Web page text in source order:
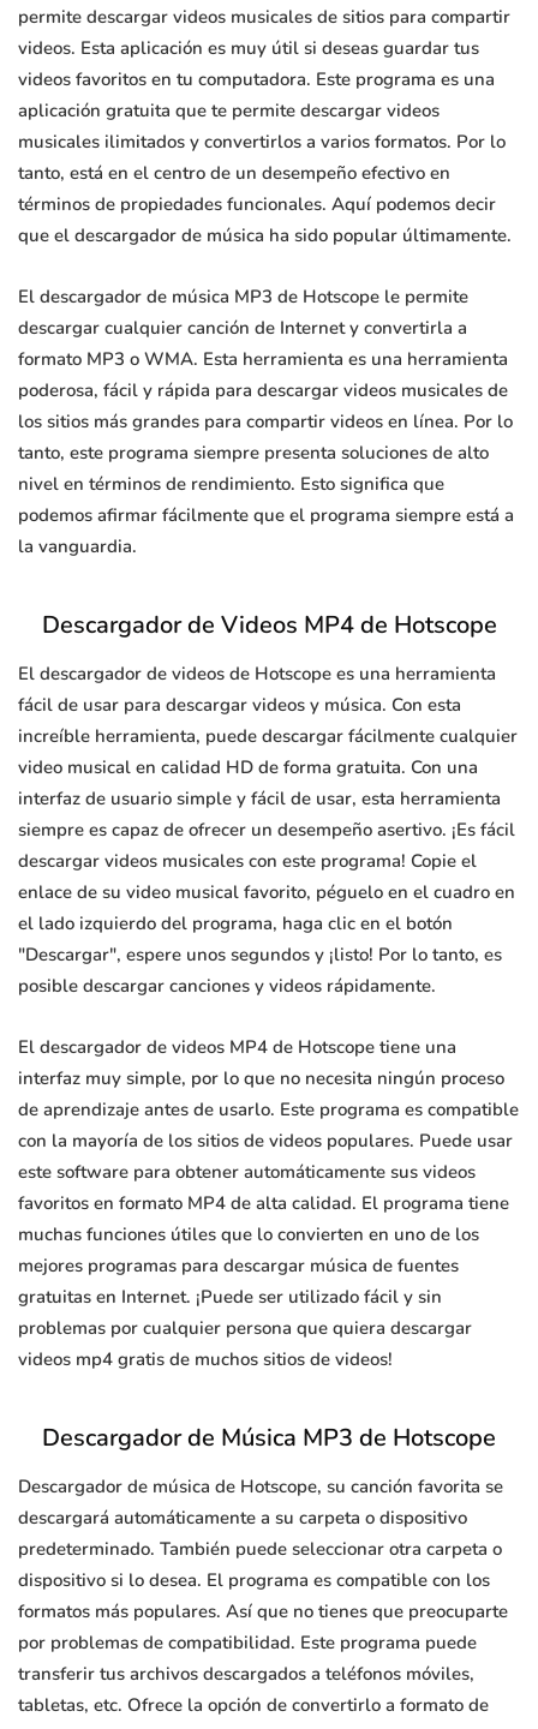
permite descargar videos musicales de sitios para compartir
videos. Esta aplicación es muy útil si deseas guardar tus
videos favoritos en tu computadora. Este programa es una
aplicación gratuita que te permite descargar videos
musicales ilimitados y convertirlos a varios formatos. Por lo
tanto, está en el centro de un desempeño efectivo en
términos de propiedades funcionales. Aquí podemos decir
que el descargador de música ha sido popular últimamente.
El descargador de música MP3 de Hotscope le permite
descargar cualquier canción de Internet y convertirla a
formato MP3 o WMA. Esta herramienta es una herramienta
poderosa, fácil y rápida para descargar videos musicales de
los sitios más grandes para compartir videos en línea. Por lo
tanto, este programa siempre presenta soluciones de alto
nivel en términos de rendimiento. Esto significa que
podemos afirmar fácilmente que el programa siempre está a
la vanguardia.
Descargador de Videos MP4 de Hotscope
El descargador de videos de Hotscope es una herramienta
fácil de usar para descargar videos y música. Con esta
increíble herramienta, puede descargar fácilmente cualquier
video musical en calidad HD de forma gratuita. Con una
interfaz de usuario simple y fácil de usar, esta herramienta
siempre es capaz de ofrecer un desempeño asertivo. ¡Es fácil
descargar videos musicales con este programa! Copie el
enlace de su video musical favorito, péguelo en el cuadro en
el lado izquierdo del programa, haga clic en el botón
"Descargar", espere unos segundos y ¡listo! Por lo tanto, es
posible descargar canciones y videos rápidamente.
El descargador de videos MP4 de Hotscope tiene una
interfaz muy simple, por lo que no necesita ningún proceso
de aprendizaje antes de usarlo. Este programa es compatible
con la mayoría de los sitios de videos populares. Puede usar
este software para obtener automáticamente sus videos
favoritos en formato MP4 de alta calidad. El programa tiene
muchas funciones útiles que lo convierten en uno de los
mejores programas para descargar música de fuentes
gratuitas en Internet. ¡Puede ser utilizado fácil y sin
problemas por cualquier persona que quiera descargar
videos mp4 gratis de muchos sitios de videos!
Descargador de Música MP3 de Hotscope
Descargador de música de Hotscope, su canción favorita se
descargará automáticamente a su carpeta o dispositivo
predeterminado. También puede seleccionar otra carpeta o
dispositivo si lo desea. El programa es compatible con los
formatos más populares. Así que no tienes que preocuparte
por problemas de compatibilidad. Este programa puede
transferir tus archivos descargados a teléfonos móviles,
tabletas, etc. Ofrece la opción de convertirlo a formato de